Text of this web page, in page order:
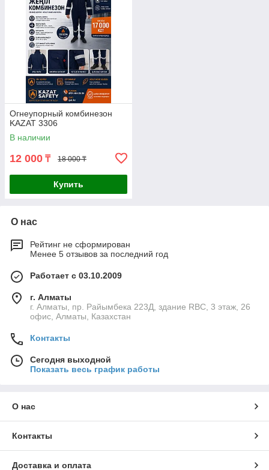
Огнеупорный комбинезон
KAZAT 3306
В наличии
12 000 ₸ 18 000 ₸
Купить
О нас
Рейтинг не сформирован
Менее 5 отзывов за последний год
Работает с 03.10.2009
г. Алматы
г. Алматы, пр. Райымбека 223Д, здание RBC, 3 этаж, 26
офис, Алматы, Казахстан
Контакты
Сегодня выходной
Показать весь график работы
О нас
Контакты
Доставка и оплата